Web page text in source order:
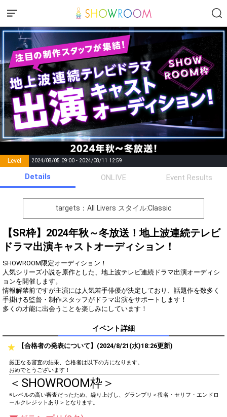
Level 2024/08/05 09:00 - 2024/08/11 12:59
Points List of Goal
number of
positions
Rema
0 Event Begins!
オリジナルアバター制作権獲
得！
Gifting
Throw gifts to the stage and join
the live performance.
First, try throwing free Stars
(once a day)! You can also charge
Show Gold to purchase gifts
(available from 1 JPY)! When you
performer(s), the performer's
popularity ranking and your
ranking go up.
To cheer on performers, you can
send them gifts.
To send performers paid items,
you must use Show Gold.
Comments
You can post comments. Please
that may offend performers or
other users.
Details ONLIVE Event Results
targets：All Livers スタイル:Classic
【SR枠】2024年秋～冬放送！地上波連続テレビ
ドラマ出演キャストオーディション！
SHOWROOM限定オーディション！
人気シリーズ小説を原作とした、地上波テレビ連続ドラマ出演オーディシ
ョンを開催します。
情報解禁前ですが主演には人気若手俳優が決定しており、話題作を数多く
手掛ける監督・制作スタッフがドラマ出演をサポートします！
多くの才能に出会うことを楽しみにしています！
イベント詳細
【合格者の発表について】(2024/8/21(水)18:26更新)
厳正なる審査の結果、合格者は以下の方になります。
おめでとうございます！
＜SHOWROOM枠＞
※レベルの高い審査だったため、繰り上げし、グランプリ＜役名・セリフ・エンドロ
ールクレジットあり＞となります。